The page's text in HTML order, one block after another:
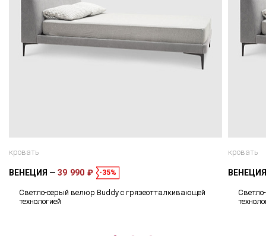
кровать
ВЕНЕЦИЯ 39 990 ₽ -35%
Светло-серый велюр Buddy с грязеотталкивающей
технологией
кровать